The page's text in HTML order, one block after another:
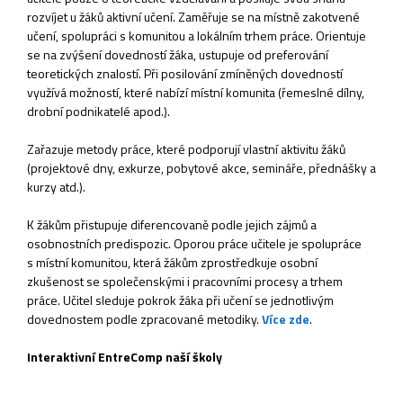
rozvíjet u žáků aktivní učení. Zaměřuje se na místně zakotvené
učení, spolupráci s komunitou a lokálním trhem práce. Orientuje
se na zvýšení dovedností žáka, ustupuje od preferování
teoretických znalostí. Při posilování zmíněných dovedností
využívá možností, které nabízí místní komunita (řemeslné dílny,
drobní podnikatelé apod.).
Zařazuje metody práce, které podporují vlastní aktivitu žáků
(projektové dny, exkurze, pobytové akce, semináře, přednášky a
kurzy atd.).
K žákům přistupuje diferencovaně podle jejich zájmů a
osobnostních predispozic. Oporou práce učitele je spolupráce
s místní komunitou, která žákům zprostředkuje osobní
zkušenost se společenskými i pracovními procesy a trhem
práce. Učitel sleduje pokrok žáka při učení se jednotlivým
dovednostem podle zpracované metodiky.Více zde.
Interaktivní EntreComp naší školy